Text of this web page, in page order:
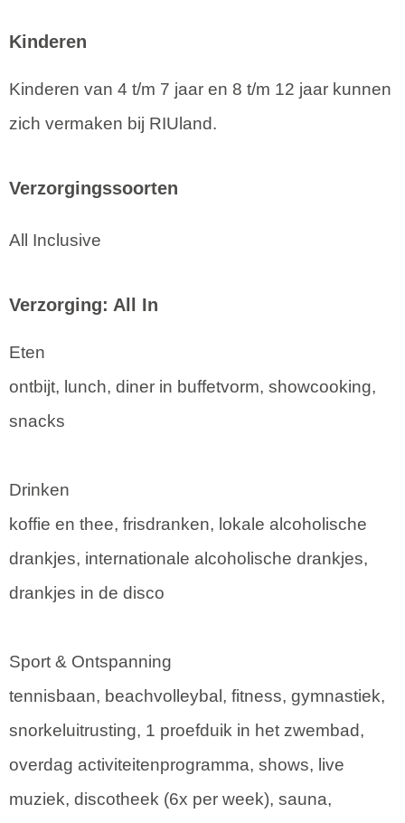
Kinderen
Kinderen van 4 t/m 7 jaar en 8 t/m 12 jaar kunnen
zich vermaken bij RIUland.
Verzorgingssoorten
All Inclusive
Verzorging: All In
Eten
ontbijt, lunch, diner in buffetvorm, showcooking,
snacks
Drinken
koffie en thee, frisdranken, lokale alcoholische
drankjes, internationale alcoholische drankjes,
drankjes in de disco
Sport & Ontspanning
tennisbaan, beachvolleybal, fitness, gymnastiek,
snorkeluitrusting, 1 proefduik in het zwembad,
overdag activiteitenprogramma, shows, live
muziek, discotheek (6x per week), sauna,